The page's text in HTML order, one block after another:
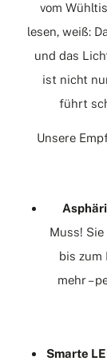
vom
lesen, weiß:
und das
ist nicht
führt
Unsere
Muss!
bis zum
mehr –
Smarte